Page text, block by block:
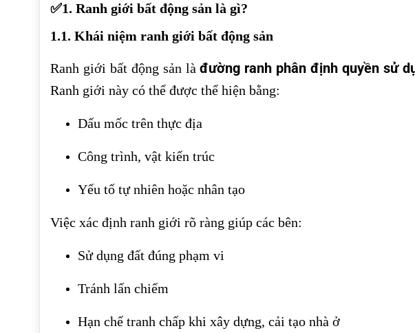
✅1. Ranh giới bất động sản là gì?
1.1. Khái niệm ranh giới bất động sản
Ranh giới bất động sản làđường ranh phân định quyền sử
Ranh giới này có thể được thể hiện bằng:
Dấu mốc trên thực địa
Công trình, vật kiến trúc
Yếu tố tự nhiên hoặc nhân tạo
Việc xác định ranh giới rõ ràng giúp các bên:
Sử dụng đất đúng phạm vi
Tránh lấn chiếm
Hạn chế tranh chấp khi xây dựng, cải tạo nhà ở